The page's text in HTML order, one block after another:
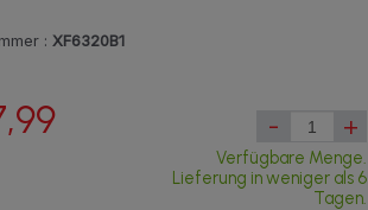
: XF6320B1
- +
Verfügbare Menge.
Lieferung in weniger als 6
Tagen.